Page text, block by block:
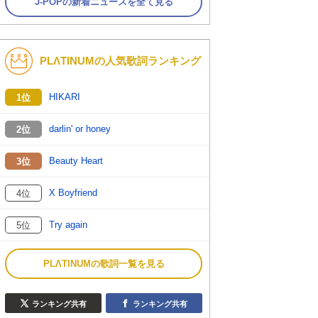
PLΛTINUMの人気歌詞ランキング
1位 HIKARI
2位 darlin' or honey
3位 Beauty Heart
4位 X Boyfriend
5位 Try again
PLΛTINUMの歌詞一覧を見る
ランキング共有 ランキング共有